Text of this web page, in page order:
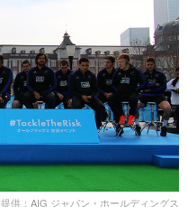
ファッション
写真
政治
供：AIG ジャパン・ホールディングス